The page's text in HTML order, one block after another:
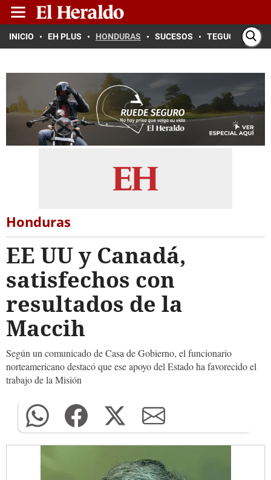
INICIO EH PLUS HONDURAS SUCESOS TEGUCIGALPA
Honduras
EE UU y Canadá,
satisfechos con
resultados de la
Maccih
Según un comunicado de Casa de Gobierno, el funcionario
norteamericano destacó que ese apoyo del Estado ha favorecido el
trabajo de la Misión